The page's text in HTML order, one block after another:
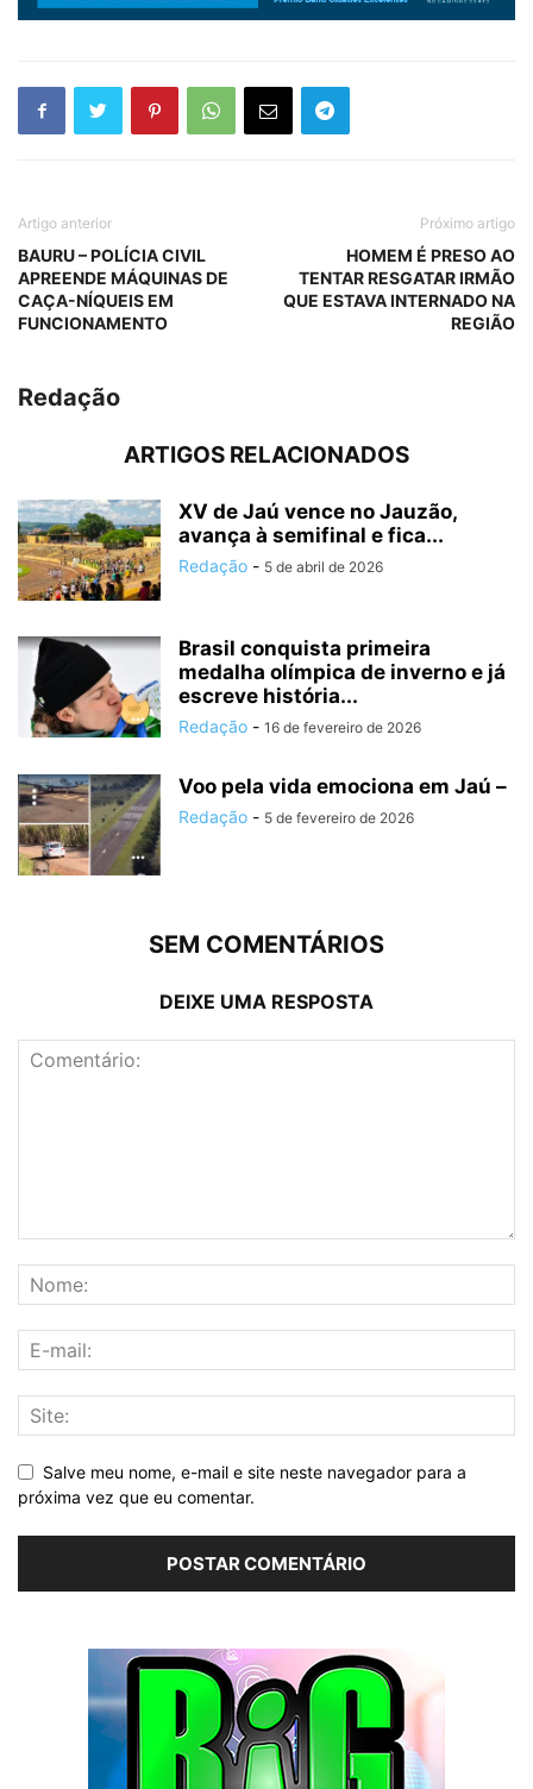
Artigo anterior
BAURU – POLÍCIA CIVIL
APREENDE MÁQUINAS DE
CAÇA-NÍQUEIS EM
FUNCIONAMENTO
Próximo artigo
HOMEM É PRESO AO
TENTAR RESGATAR IRMÃO
QUE ESTAVA INTERNADO NA
REGIÃO
Redação
ARTIGOS RELACIONADOS
XV de Jaú vence no Jauzão,
avança à semifinal e fica...
Redação - 5 de abril de 2026
Brasil conquista primeira
medalha olímpica de inverno e já
escreve história...
Redação - 16 de fevereiro de 2026
Voo pela vida emociona em Jaú –
Redação - 5 de fevereiro de 2026
SEM COMENTÁRIOS
DEIXE UMA RESPOSTA
Salve meu nome, e-mail e site neste navegador para a
próxima vez que eu comentar.